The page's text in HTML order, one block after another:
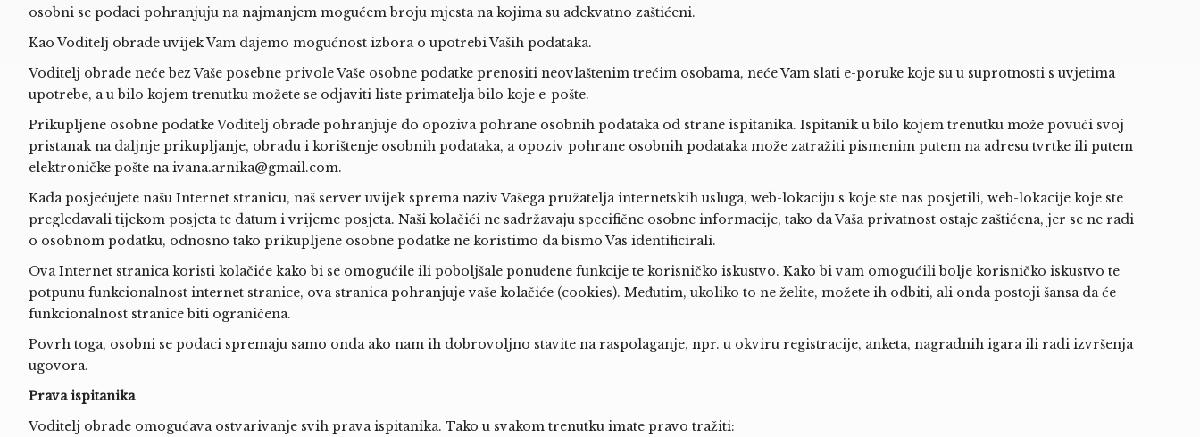
osobni se podaci pohranjuju na najmanjem mogućem broju mjesta na kojima su adekvatno zaštićeni.
Kao Voditelj obrade uvijek Vam dajemo mogućnost izbora o upotrebi Vaših podataka.
Voditelj obrade neće bez Vaše posebne privole Vaše osobne podatke prenositi neovlaštenim trećim osobama, neće Vam slati e-poruke koje su u suprotnosti s uvjetima
upotrebe, a u bilo kojem trenutku možete se odjaviti liste primatelja bilo koje e-pošte.
Prikupljene osobne podatke Voditelj obrade pohranjuje do opoziva pohrane osobnih podataka od strane ispitanika. Ispitanik u bilo kojem trenutku može povući svoj
pristanak na daljnje prikupljanje, obradu i korištenje osobnih podataka, a opoziv pohrane osobnih podataka može zatražiti pismenim putem na adresu tvrtke ili putem
elektroničke pošte naivana.arnika@gmail.com.
Kada posjećujete našu Internet stranicu, naš server uvijek sprema naziv Vašega pružatelja internetskih usluga, web-lokaciju s koje ste nas posjetili, web-lokacije koje ste
pregledavali tijekom posjeta te datum i vrijeme posjeta. Naši kolačići ne sadržavaju specifične osobne informacije, tako da Vaša privatnost ostaje zaštićena, jer se ne radi
o osobnom podatku, odnosno tako prikupljene osobne podatke ne koristimo da bismo Vas identificirali.
Ova Internet stranica koristi kolačiće kako bi se omogućile ili poboljšale ponuđene funkcije te korisničko iskustvo. Kako bi vam omogućili bolje korisničko iskustvo te
potpunu funkcionalnost internet stranice, ova stranica pohranjuje vaše kolačiće (cookies). Međutim, ukoliko to ne želite, možete ih odbiti, ali onda postoji šansa da će
funkcionalnost stranice biti ograničena.
Povrh toga, osobni se podaci spremaju samo onda ako nam ih dobrovoljno stavite na raspolaganje, npr. u okviru registracije, anketa, nagradnih igara ili radi izvršenja
ugovora.
Prava ispitanika
Voditelj obrade omogućava ostvarivanje svih prava ispitanika. Tako u svakom trenutku imate pravo tražiti: